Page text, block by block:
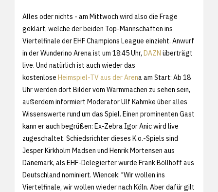
Alles oder nichts - am Mittwoch wird also die Frage
geklärt, welche der beiden Top-Mannschaften ins
Viertelfinale der EHF Champions League einzieht. Anwurf
in der Wunderino Arena ist um 18:45 Uhr, DAZN überträgt
live. Und natürlich ist auch wieder das
kostenlose Heimspiel-TV aus der Arena am Start: Ab 18
Uhr werden dort Bilder vom Warmmachen zu sehen sein,
außerdem informiert Moderator Ulf Kahmke über alles
Wissenswerte rund um das Spiel. Einen prominenten Gast
kann er auch begrüßen: Ex-Zebra Igor Anic wird live
zugeschaltet. Schiedsrichter dieses K.o.-Spiels sind
Jesper Kirkholm Madsen und Henrik Mortensen aus
Dänemark, als EHF-Delegierter wurde Frank Böllhoff aus
Deutschland nominiert. Wiencek: "Wir wollen ins
Viertelfinale, wir wollen wieder nach Köln. Aber dafür gilt